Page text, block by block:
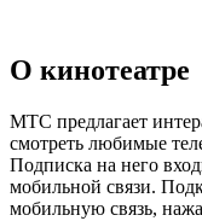
О кинотеатре
МТС предлагает
смотреть любимые
Подписка на него
мобильной связи.
мобильную связь,